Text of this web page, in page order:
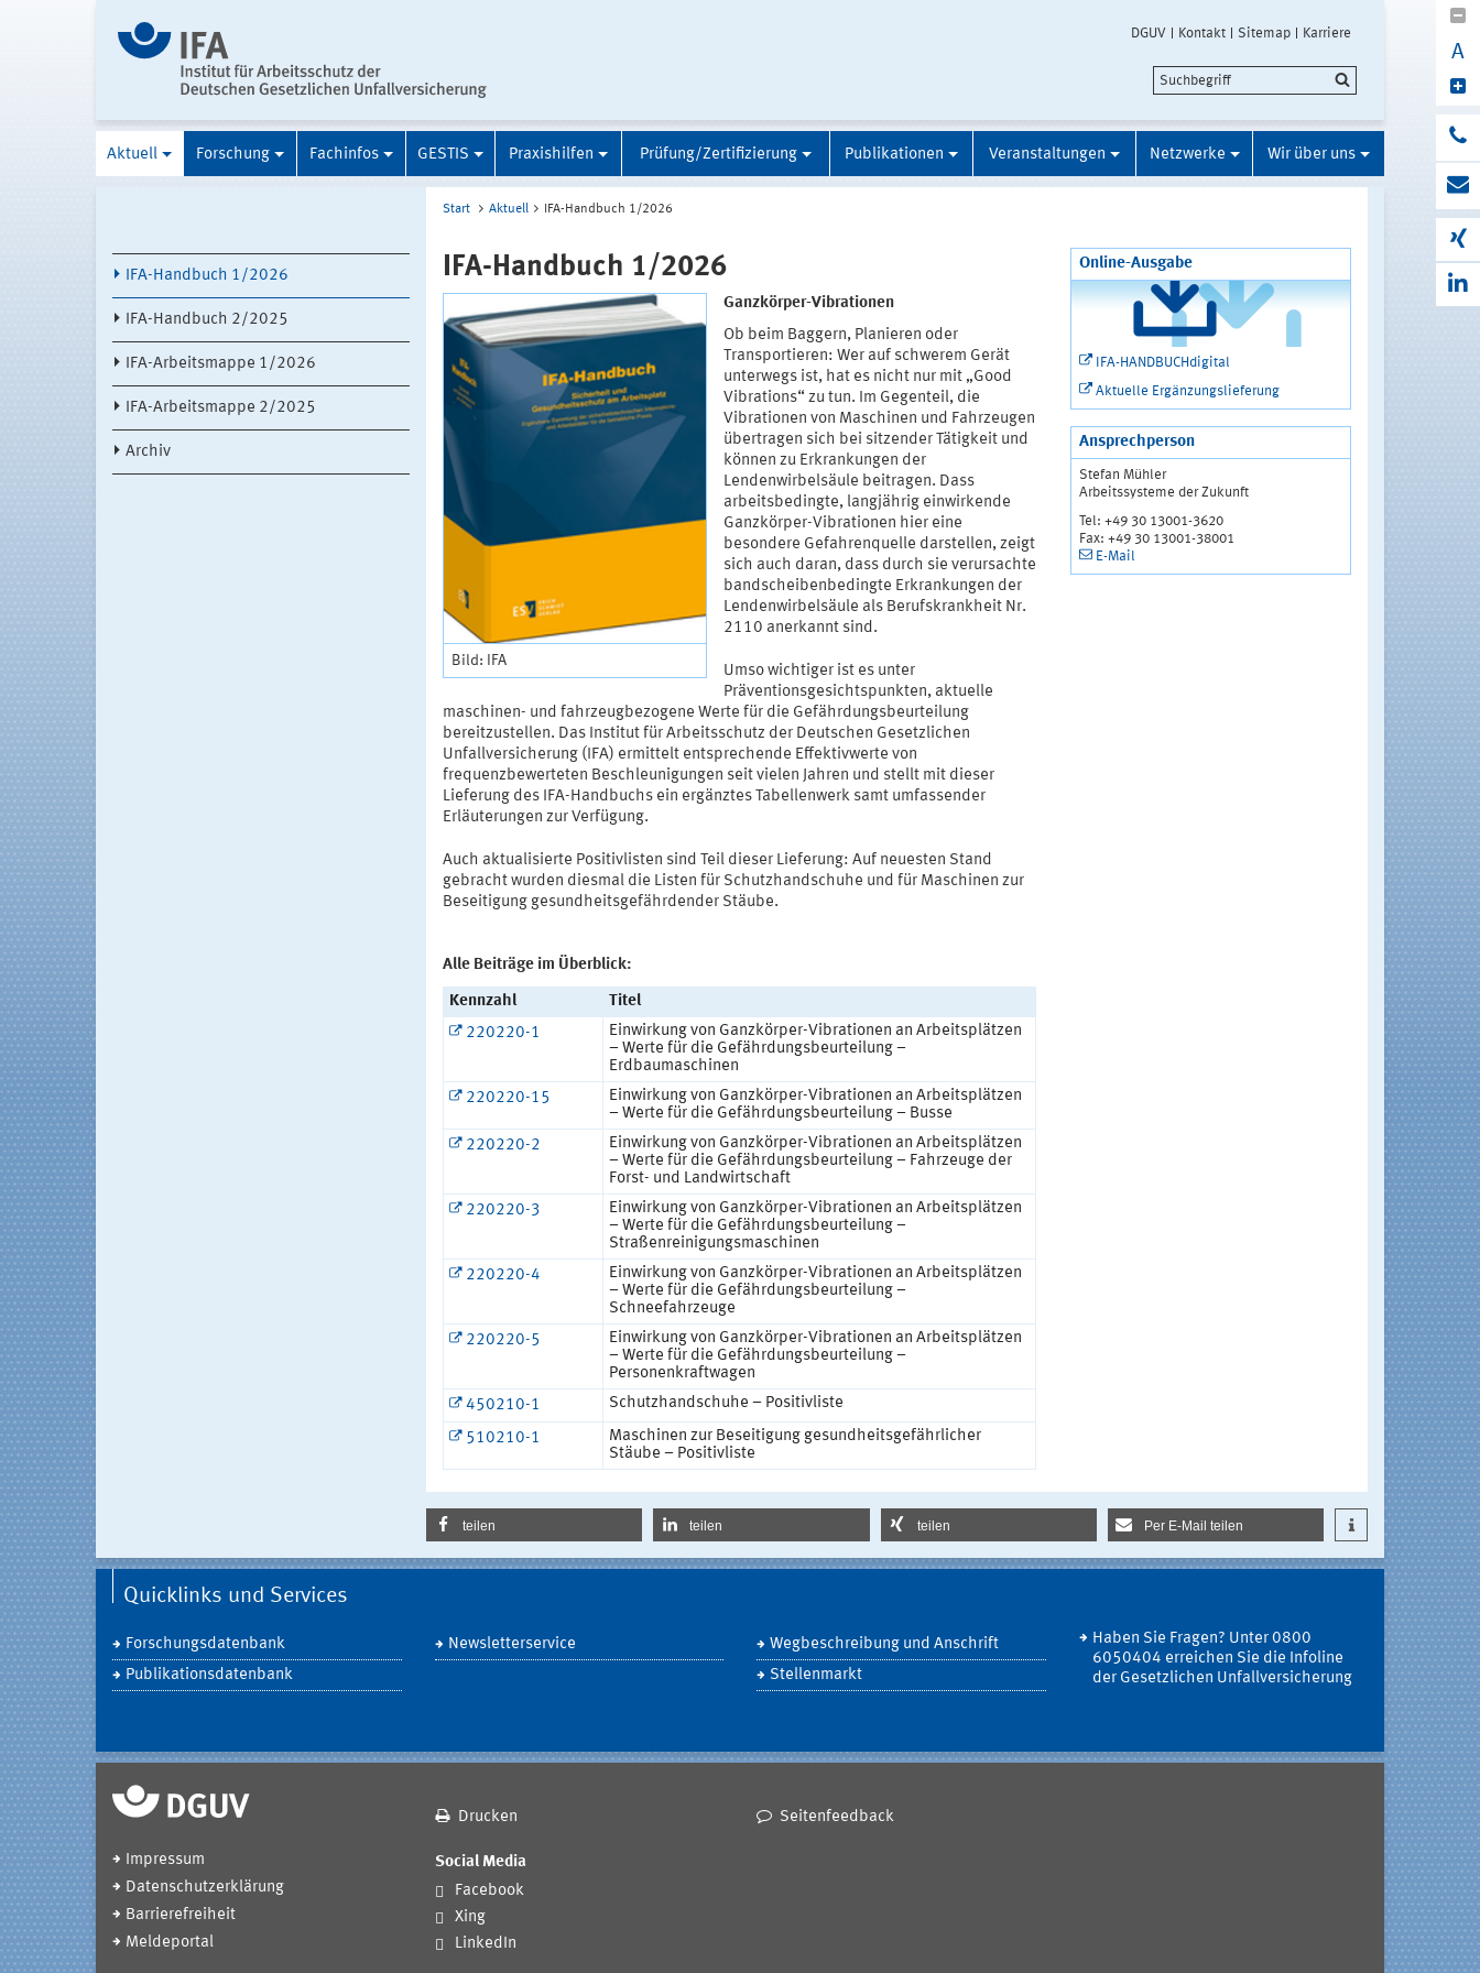
DGUV Kontakt Sitemap Karriere
A
Aktuell Forschung Fachinfos GESTIS Praxishilfen Prüfung/Zertifizierung Publikationen Veranstaltungen Netzwerke Wir über uns
IFA-Handbuch 1/2026
IFA-Handbuch 2/2025
IFA-Arbeitsmappe 1/2026
IFA-Arbeitsmappe 2/2025
Archiv
Start Aktuell IFA-Handbuch 1/2026
IFA-Handbuch 1/2026
Bild: IFA
Ganzkörper-Vibrationen
Ob beim Baggern, Planieren oder
Transportieren: Wer auf schwerem Gerät
unterwegs ist, hat es nicht nur mit „Good
Vibrations“ zu tun. Im Gegenteil, die
Vibrationen von Maschinen und Fahrzeugen
übertragen sich bei sitzender Tätigkeit und
können zu Erkrankungen der
Lendenwirbelsäule beitragen. Dass
arbeitsbedingte, langjährig einwirkende
Ganzkörper-Vibrationen hier eine
besondere Gefahrenquelle darstellen, zeigt
sich auch daran, dass durch sie verursachte
bandscheibenbedingte Erkrankungen der
Lendenwirbelsäule als Berufskrankheit Nr.
2110 anerkannt sind.
Umso wichtiger ist es unter
Präventionsgesichtspunkten, aktuelle
maschinen- und fahrzeugbezogene Werte für die Gefährdungsbeurteilung
bereitzustellen. Das Institut für Arbeitsschutz der Deutschen Gesetzlichen
Unfallversicherung (IFA) ermittelt entsprechende Effektivwerte von
frequenzbewerteten Beschleunigungen seit vielen Jahren und stellt mit dieser
Lieferung des IFA-Handbuchs ein ergänztes Tabellenwerk samt umfassender
Erläuterungen zur Verfügung.
Auch aktualisierte Positivlisten sind Teil dieser Lieferung: Auf neuesten Stand
gebracht wurden diesmal die Listen für Schutzhandschuhe und für Maschinen zur
Beseitigung gesundheitsgefährdender Stäube.
Alle Beiträge im Überblick:
Kennzahl
Titel
220220-1
Einwirkung von Ganzkörper-Vibrationen an Arbeitsplätzen
– Werte für die Gefährdungsbeurteilung –
Erdbaumaschinen
220220-15
Einwirkung von Ganzkörper-Vibrationen an Arbeitsplätzen
– Werte für die Gefährdungsbeurteilung – Busse
220220-2
Einwirkung von Ganzkörper-Vibrationen an Arbeitsplätzen
– Werte für die Gefährdungsbeurteilung – Fahrzeuge der
Forst- und Landwirtschaft
220220-3
Einwirkung von Ganzkörper-Vibrationen an Arbeitsplätzen
– Werte für die Gefährdungsbeurteilung –
Straßenreinigungsmaschinen
220220-4
Einwirkung von Ganzkörper-Vibrationen an Arbeitsplätzen
– Werte für die Gefährdungsbeurteilung –
Schneefahrzeuge
220220-5
Einwirkung von Ganzkörper-Vibrationen an Arbeitsplätzen
– Werte für die Gefährdungsbeurteilung –
Personenkraftwagen
450210-1
Schutzhandschuhe – Positivliste
510210-1
Maschinen zur Beseitigung gesundheitsgefährlicher
Stäube – Positivliste
Online-Ausgabe
IFA-HANDBUCHdigital
Aktuelle Ergänzungslieferung
Ansprechperson
Stefan Mühler
Arbeitssysteme der Zukunft
Tel: +49 30 13001-3620
Fax: +49 30 13001-38001
E-Mail
teilen teilen teilen Per E-Mail teilen
Quicklinks und Services
Forschungsdatenbank
Publikationsdatenbank
Newsletterservice
Wegbeschreibung und Anschrift
Stellenmarkt
Haben Sie Fragen? Unter 0800
6050404 erreichen Sie die Infoline
der Gesetzlichen Unfallversicherung
Drucken Seitenfeedback
Impressum
Datenschutzerklärung
Barrierefreiheit
Meldeportal
Social Media
Facebook
Xing
LinkedIn